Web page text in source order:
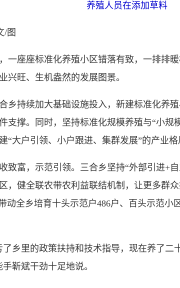
养殖人员在添加草料
图
座座标准化养殖小区错落有致，一排排暖
兴旺、生机盎然的发展图景。
持续加大基础设施投入，新建标准化养殖
支撑。同时，坚持标准化规模养殖与“小
“大户引领、小户跟进、集群发展”的产业格
富，示范引领。三合乡坚持“外部引进+自
，健全联农带农利益联结机制，让更多群
动全乡培育十头示范户486户、百头示范小
里的政策扶持和技术指导，现在养了二
靳斌干劲十足地说。